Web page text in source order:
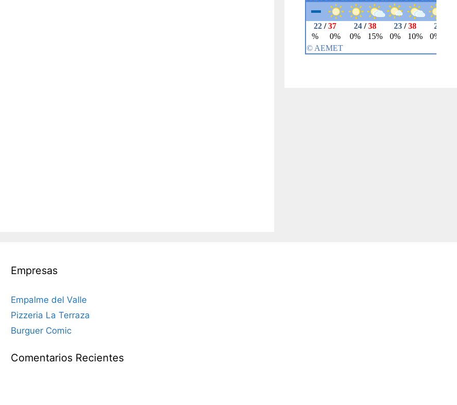
Empresas
Empalme del Valle
Pizzeria La Terraza
Burguer Comic
Comentarios Recientes